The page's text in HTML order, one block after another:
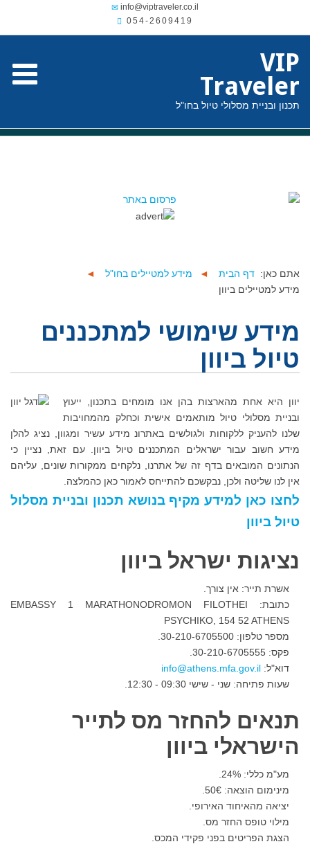
054-2609419
VIP
Traveler
תכנון ובניית מסלולי טיול בחו"ל
אתם כאן: דף הבית ◄ מידע למטיילים בחו"ל
◄
מידע למטיילים ביוון
מידע שימושי למתכננים
טיול ביוון
יוון היא אחת מהארצות בהן אנו מומחים בתכנון, ייעוץ
ובניית מסלולי טיול מותאמים אישית וכחלק מהמחויבות
שלנו להעניק ללקוחות ולגולשים באתרונ מידע עשיר ומגוון, נציג להלן
מידע חשוב עבור ישראלים המתכננים טיול ביוון. עם זאת, נציין כי
הנתונים המובאים בדף זה של אתרנו, נלקחים ממקורות שונים, עליהם
אין לנו שליטה ולכן, נבקשכם להתייחס לאמור כאן כהמלצה.
לחצו כאן למידע מקיף בנושא תכנון ובניית מסלול
טיול ביוון
נציגות ישראל ביוון
אשרת תייר: אין צורך.
כתובת: EMBASSY 1 MARATHONODROMON FILOTHEI
PSYCHIKO, 154 52 ATHENS
מספר טלפון: 30-210-6705500.
פקס: 30-210-6705555.
דוא"ל:
שעות פתיחה: שני - שישי 09:30 - 12:30.
תנאים להחזר מס לתייר
הישראלי ביוון
מע"מ כללי: 24%.
מינימום הוצאה: 50 €.
יציאה מהאיחוד האירופי.
מילוי טופס החזר מס.
הצגת הפריטים בפני פקידי המכס.